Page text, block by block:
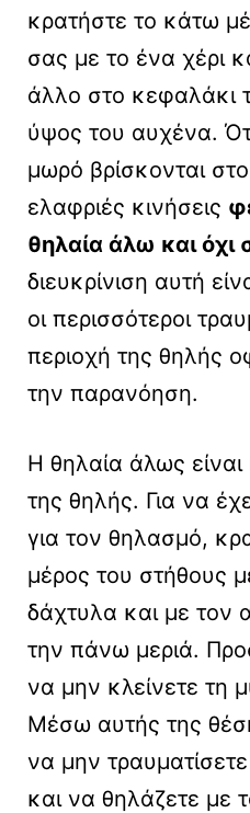
κρατήστε το κάτω
σας με το ένα χέρι
άλλο στο κεφαλάκι
ύψος του αυχένα.
μωρό βρίσκονται
ελαφριές κινήσεις
θηλαία άλω και όχι
διευκρίνιση αυτή
οι περισσότεροι
περιοχή της θηλής
την παρανόηση.
Η θηλαία άλως
της θηλής. Για να
για τον θηλασμό,
μέρος του στήθους
δάχτυλα και με τον
την πάνω μεριά.
να μην κλείνετε τη
Μέσω αυτής της
να μην
και να θηλάζετε με